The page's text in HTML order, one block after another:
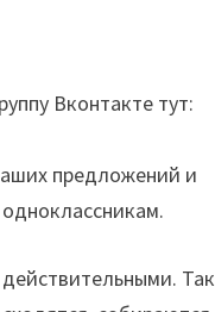
Вконтакте тут:
предложений и
Так